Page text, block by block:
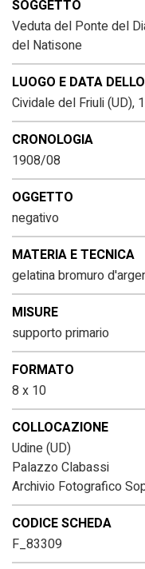
SOGGETTO
Veduta del Ponte del
del Natisone
LUOGO E DATA
Cividale del Friuli (UD),
CRONOLOGIA
1908/08
OGGETTO
negativo
MATERIA E TECNICA
gelatina bromuro
MISURE
supporto primario
FORMATO
8 x 10
COLLOCAZIONE
Udine (UD)
Palazzo Clabassi
Archivio Fotografico
CODICE SCHEDA
F_83309